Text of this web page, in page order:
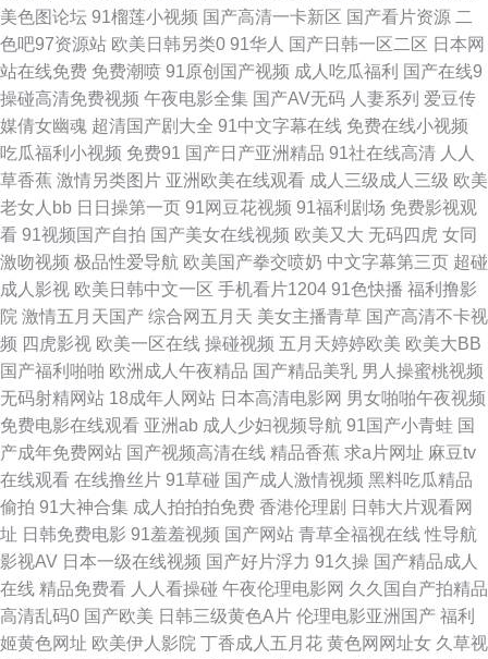
角国产精品 美女的bb 殴美不卡性爱 午夜操B影院 97色色资源网 国产51视频
久久国产精品电影 欧美特黄AAA 伊人久久综合影院 菠萝AV免费 福利嫂av导
航 黄色片青青草 欧美大涩逼 五月天婷婷色网 91片子 第一婷婷基地 国产综
合另类ts 老湿机试看福利 人人操人人插 性爱短视频 91经典三级 草莓视频黄
免费 韩国精品一区二区 青青草原伊人 51国精品久 wwwav在 国产美女自在
线 免费版91网页 日韩干逼视频 亚洲热热 91露脸熟女视频 肏屄不卡高清视频
91蜜臀人妻中文 精品91 少妇超碰在线播放 91国内香蕉 豆花视频制服资源
精品人妖av 少妇前吃后入 在线观看91白丝 www99操 九一精品中文字幕 日
韩综合色图 91学社久久 第一富利导航大全 久草福利视频免费 日韩特黄 亚洲
在线男人天堂 97午夜伦理 东京AvAv 欧美成人免费 天天干网站 97资源欧美
国产足交网站 免费18 视频在线第91页 影音成人视频 AV东方无码 国产av影
院 玖玖玖玖精品 熟女黑丝足交 91视社 浮力国产第一页 久久香蕉色 91网站
美色图论坛 91榴莲小视频 国产高清一卡新区 国产看片资源 二
色吧97资源站 欧美日韩另类0 91华人 国产日韩一区二区 日本网
站在线免费 免费潮喷 91原创国产视频 成人吃瓜福利 国产在线9
操碰高清免费视频 午夜电影全集 国产AV无码 人妻系列 爱豆传
媒倩女幽魂 超清国产剧大全 91中文字幕在线 免费在线小视频
吃瓜福利小视频 免费91 国产日产亚洲精品 91社在线高清 人人
草香蕉 激情另类图片 亚洲欧美在线观看 成人三级成人三级 欧美
老女人bb 日日操第一页 91网豆花视频 91福利剧场 免费影视观
看 91视频国产自拍 国产美女在线视频 欧美又大 无码四虎 女同
激吻视频 极品性爱导航 欧美国产拳交喷奶 中文字幕第三页 超碰
成人影视 欧美日韩中文一区 手机看片1204 91色快播 福利撸影
院 激情五月天国产 综合网五月天 美女主播青草 国产高清不卡视
频 四虎影视 欧美一区在线 操碰视频 五月天婷婷欧美 欧美大BB
国产福利啪啪 欧洲成人午夜精品 国产精品美乳 男人操蜜桃视频
无码射精网站 18成年人网站 日本高清电影网 男女啪啪午夜视频
免费电影在线观看 亚洲ab 成人少妇视频导航 91国产小青蛙 国
产成年免费网站 国产视频高清在线 精品香蕉 求a片网址 麻豆tv
在线观看 在线撸丝片 91草碰 国产成人激情视频 黑料吃瓜精品
偷拍 91大神合集 成人拍拍拍免费 香港伦理剧 日韩大片观看网
址 日韩免费电影 91羞羞视频 国产网站 青草全福视在线 性导航
影视AV 日本一级在线视频 国产好片浮力 91久操 国产精品成人
在线 精品免费看 人人看操碰 午夜伦理电影网 久久国自产拍精品
高清乱码0 国产欧美 日韩三级黄色A片 伦理电影亚洲国产 福利
姬黄色网址 欧美伊人影院 丁香成人五月花 黄色网网址女 久草视